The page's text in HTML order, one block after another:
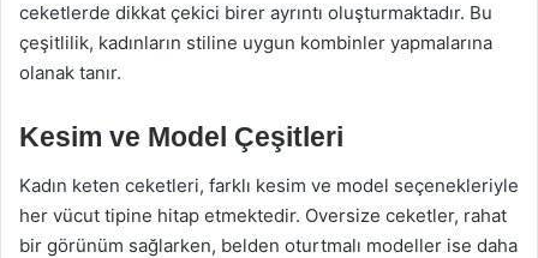
ceketlerde dikkat çekici birer ayrıntı oluşturmaktadır. Bu
çeşitlilik, kadınların stiline uygun kombinler yapmalarına
olanak tanır.
Kesim ve Model Çeşitleri
Kadın keten ceketleri, farklı kesim ve model seçenekleriyle
her vücut tipine hitap etmektedir. Oversize ceketler, rahat
bir görünüm sağlarken, belden oturtmalı modeller ise daha